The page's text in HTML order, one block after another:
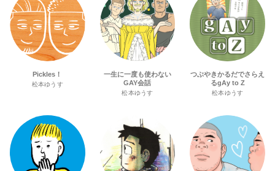
Pickles！
松本ゆうす
一生に一度も使わない
GAY会話
松本ゆうす
つぶやきかるだでさらえ
るgAy to Z
松本ゆうす